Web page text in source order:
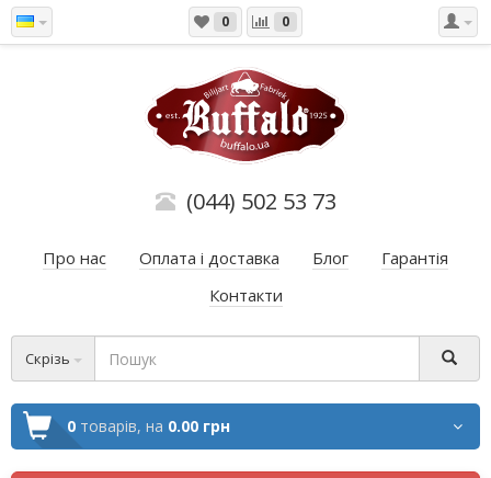
0 0
(044) 502 53 73
Про нас Оплата і доставка Блог
Гарантія
Контакти
Скрізь
0 товарів, на 0.00 грн